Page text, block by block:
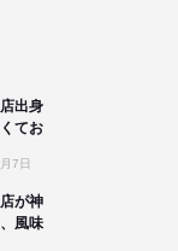
出身
てお
7日
が神
風味